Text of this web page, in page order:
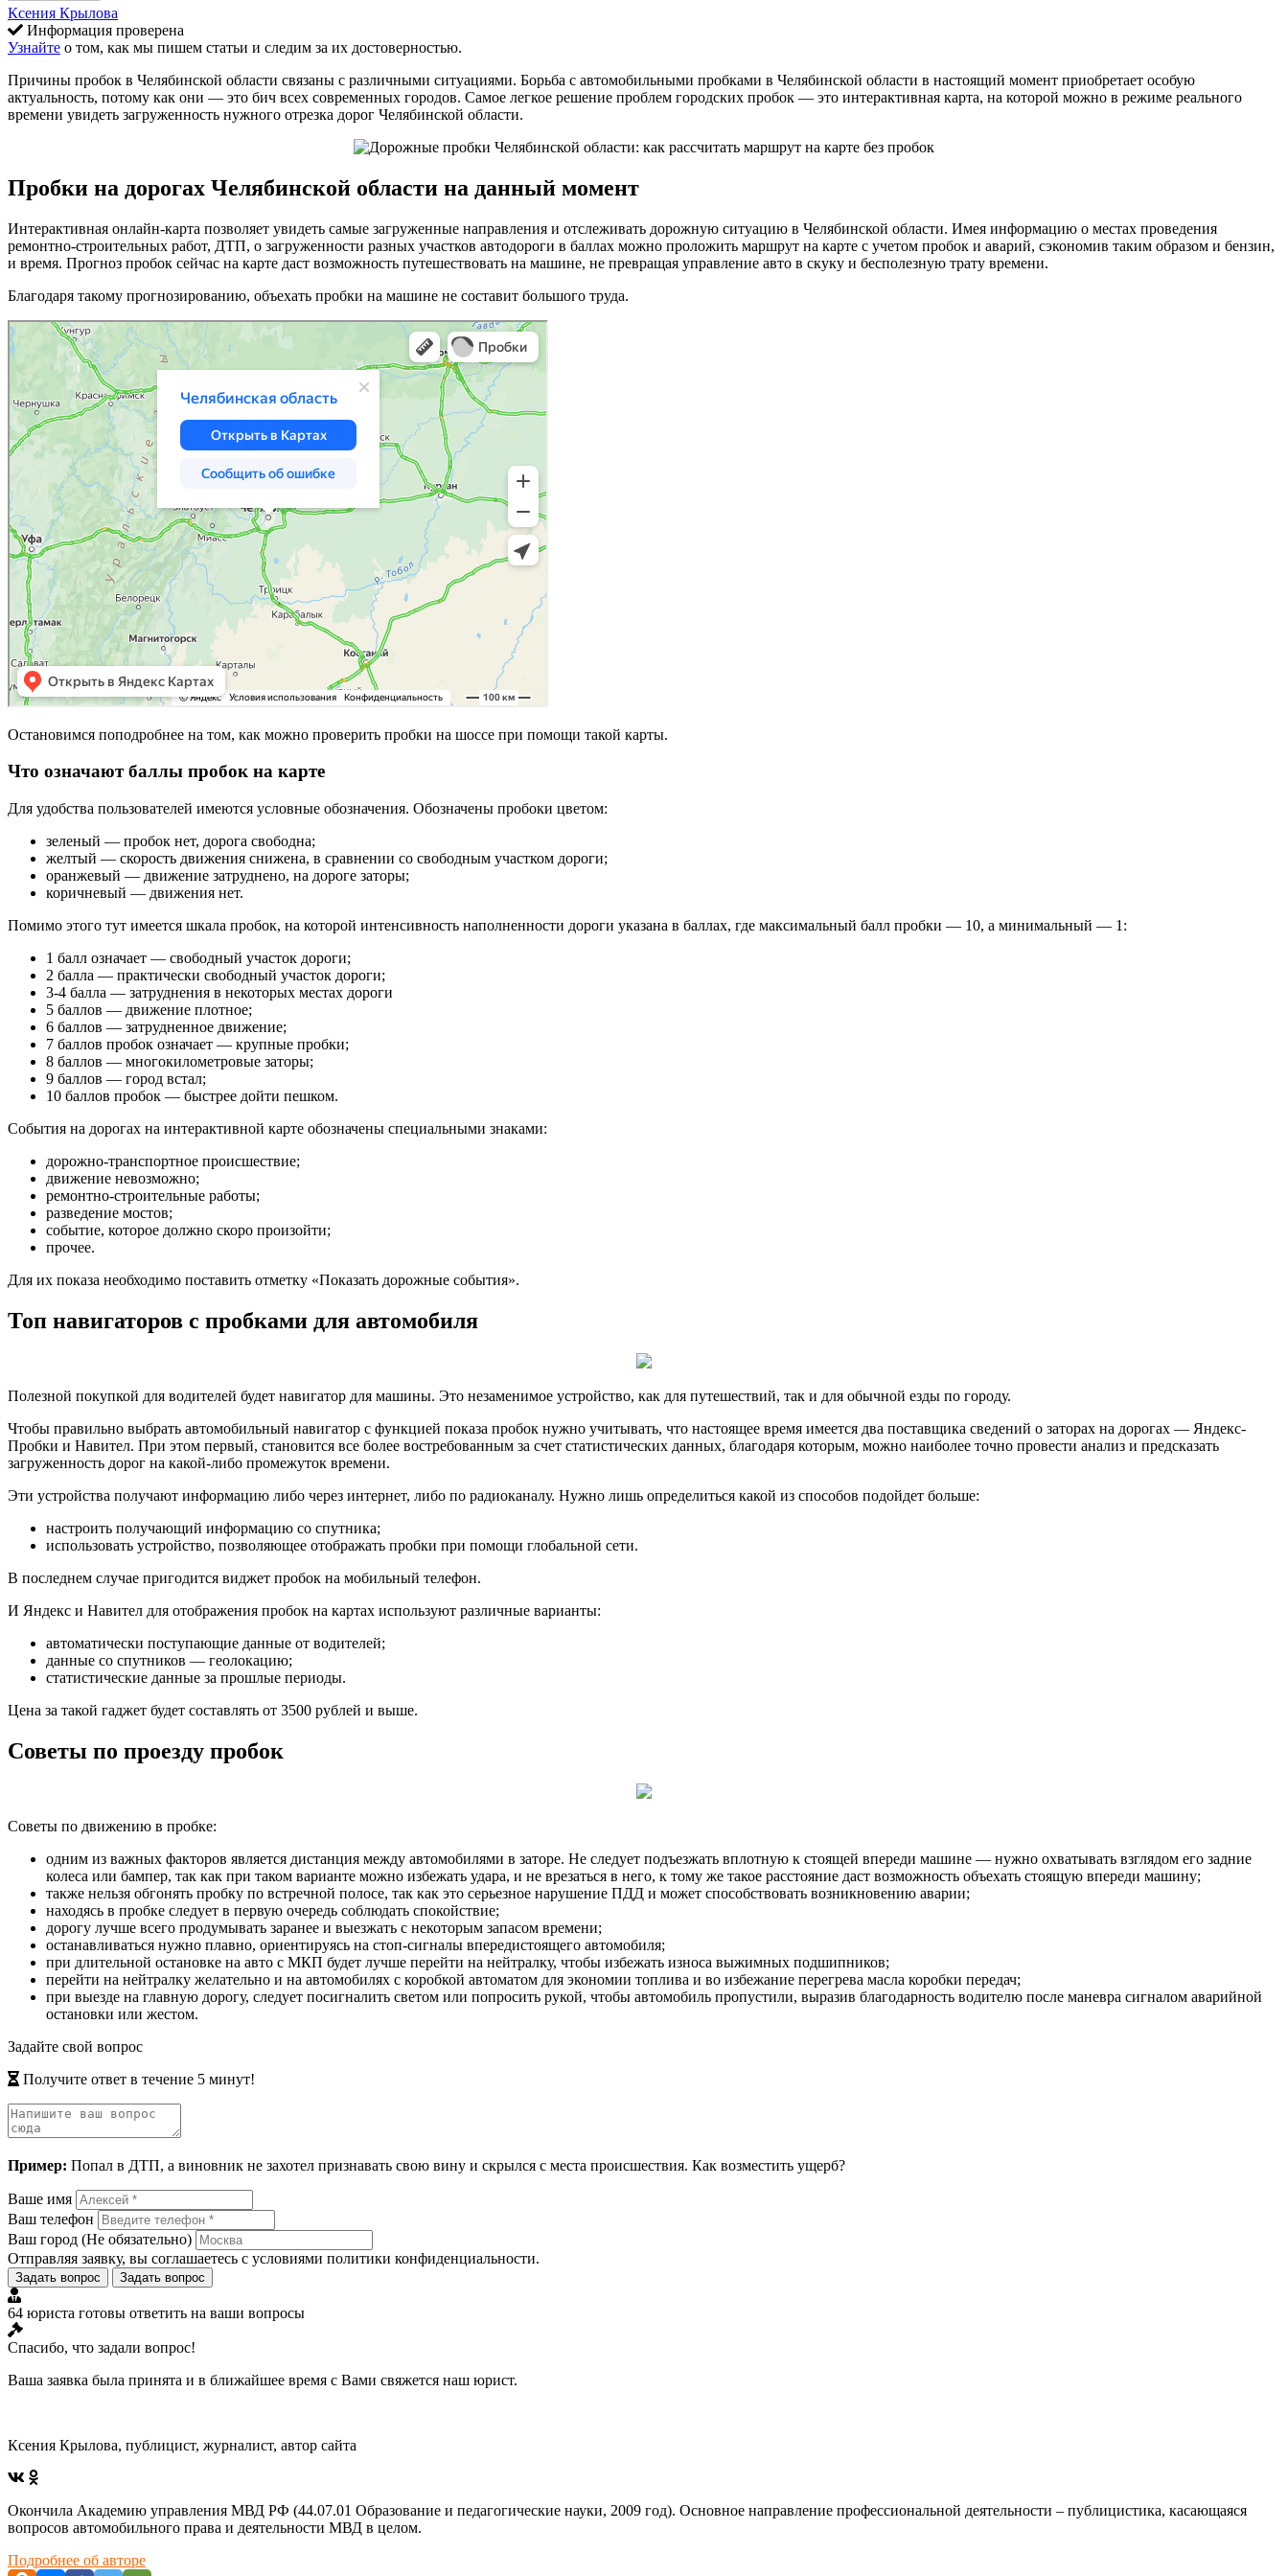
Ксения Крылова
Информация проверена
Узнайте о том, как мы пишем статьи и следим за их достоверностью.
Причины пробок в Челябинской области связаны с различными ситуациями. Борьба с автомобильными пробками в Челябинской области в настоящий момент приобретает особую
актуальность, потому как они — это бич всех современных городов. Самое легкое решение проблем городских пробок — это интерактивная карта, на которой можно в режиме реального
времени увидеть загруженность нужного отрезка дорог Челябинской области.
Пробки на дорогах Челябинской области на данный момент
Интерактивная онлайн-карта позволяет увидеть самые загруженные направления и отслеживать дорожную ситуацию в Челябинской области. Имея информацию о местах проведения
ремонтно-строительных работ, ДТП, о загруженности разных участков автодороги в баллах можно проложить маршрут на карте с учетом пробок и аварий, сэкономив таким образом и бензин,
и время. Прогноз пробок сейчас на карте даст возможность путешествовать на машине, не превращая управление авто в скуку и бесполезную трату времени.
Благодаря такому прогнозированию, объехать пробки на машине не составит большого труда.
Остановимся поподробнее на том, как можно проверить пробки на шоссе при помощи такой карты.
Что означают баллы пробок на карте
Для удобства пользователей имеются условные обозначения. Обозначены пробоки цветом:
зеленый — пробок нет, дорога свободна;
желтый — скорость движения снижена, в сравнении со свободным участком дороги;
оранжевый — движение затруднено, на дороге заторы;
коричневый — движения нет.
Помимо этого тут имеется шкала пробок, на которой интенсивность наполненности дороги указана в баллах, где максимальный балл пробки — 10, а минимальный — 1:
1 балл означает — свободный участок дороги;
2 балла — практически свободный участок дороги;
3-4 балла — затруднения в некоторых местах дороги
5 баллов — движение плотное;
6 баллов — затрудненное движение;
7 баллов пробок означает — крупные пробки;
8 баллов — многокилометровые заторы;
9 баллов — город встал;
10 баллов пробок — быстрее дойти пешком.
События на дорогах на интерактивной карте обозначены специальными знаками:
дорожно-транспортное происшествие;
движение невозможно;
ремонтно-строительные работы;
разведение мостов;
событие, которое должно скоро произойти;
прочее.
Для их показа необходимо поставить отметку «Показать дорожные события».
Топ навигаторов с пробками для автомобиля
Полезной покупкой для водителей будет навигатор для машины. Это незаменимое устройство, как для путешествий, так и для обычной езды по городу.
Чтобы правильно выбрать автомобильный навигатор с функцией показа пробок нужно учитывать, что настоящее время имеется два поставщика сведений о заторах на дорогах — Яндекс-
Пробки и Навител. При этом первый, становится все более востребованным за счет статистических данных, благодаря которым, можно наиболее точно провести анализ и предсказать
загруженность дорог на какой-либо промежуток времени.
Эти устройства получают информацию либо через интернет, либо по радиоканалу. Нужно лишь определиться какой из способов подойдет больше:
настроить получающий информацию со спутника;
использовать устройство, позволяющее отображать пробки при помощи глобальной сети.
В последнем случае пригодится виджет пробок на мобильный телефон.
И Яндекс и Навител для отображения пробок на картах используют различные варианты:
автоматически поступающие данные от водителей;
данные со спутников — геолокацию;
статистические данные за прошлые периоды.
Цена за такой гаджет будет составлять от 3500 рублей и выше.
Советы по проезду пробок
Советы по движению в пробке:
одним из важных факторов является дистанция между автомобилями в заторе. Не следует подъезжать вплотную к стоящей впереди машине — нужно охватывать взглядом его задние
колеса или бампер, так как при таком варианте можно избежать удара, и не врезаться в него, к тому же такое расстояние даст возможность объехать стоящую впереди машину;
также нельзя обгонять пробку по встречной полосе, так как это серьезное нарушение ПДД и может способствовать возникновению аварии;
находясь в пробке следует в первую очередь соблюдать спокойствие;
дорогу лучше всего продумывать заранее и выезжать с некоторым запасом времени;
останавливаться нужно плавно, ориентируясь на стоп-сигналы впередистоящего автомобиля;
при длительной остановке на авто с МКП будет лучше перейти на нейтралку, чтобы избежать износа выжимных подшипников;
перейти на нейтралку желательно и на автомобилях с коробкой автоматом для экономии топлива и во избежание перегрева масла коробки передач;
при выезде на главную дорогу, следует посигналить светом или попросить рукой, чтобы автомобиль пропустили, выразив благодарность водителю после маневра сигналом аварийной
остановки или жестом.
Задайте свой вопрос
Получите ответ в течение 5 минут!
Пример: Попал в ДТП, а виновник не захотел признавать свою вину и скрылся с места происшествия. Как возместить ущерб?
Ваше имя
Ваш телефон
Ваш город (Не обязательно)
Отправляя заявку, вы соглашаетесь с условиями политики конфиденциальности.
Задать вопрос Задать вопрос
64 юриста готовы ответить на ваши вопросы
Спасибо, что задали вопрос!
Ваша заявка была принята и в ближайшее время с Вами свяжется наш юрист.
Ксения Крылова, публицист, журналист, автор сайта
Окончила Академию управления МВД РФ (44.07.01 Образование и педагогические науки, 2009 год). Основное направление профессиональной деятельности – публицистика, касающаяся
вопросов автомобильного права и деятельности МВД в целом.
Подробнее об авторе